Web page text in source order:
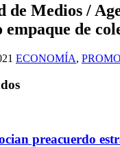
de Medios /
de
ECONOMÍA,
preacuerdo